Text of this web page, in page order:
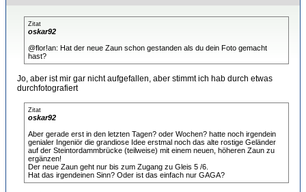
Zitat
oskar92
@flor!an: Hat der neue Zaun schon gestanden als du dein Foto gemacht
hast?
Jo, aber ist mir gar nicht aufgefallen, aber stimmt ich hab durch etwas
durchfotografiert
Zitat
oskar92
Aber gerade erst in den letzten Tagen? oder Wochen? hatte noch irgendein
genialer Ingeniör die grandiose Idee erstmal noch das alte rostige Geländer
auf der Steintordammbrücke (teilweise) mit einem neuen, höheren Zaun zu
ergänzen!
Der neue Zaun geht nur bis zum Zugang zu Gleis 5 /6.
Hat das irgendeinen Sinn? Oder ist das einfach nur GAGA?